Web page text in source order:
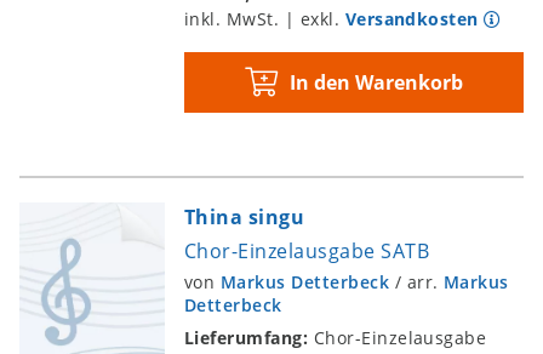
inkl. MwSt. | exkl. Versandkosten
In den Warenkorb
Thina singu
Chor-Einzelausgabe SATB
von Markus Detterbeck / arr. Markus
Detterbeck
Lieferumfang: Chor-Einzelausgabe